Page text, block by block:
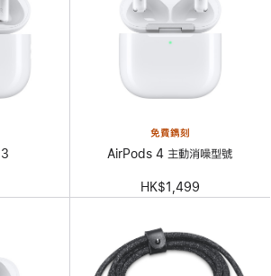
免費鐫刻
AirPods 4 主動消噪型號
HK$1,499